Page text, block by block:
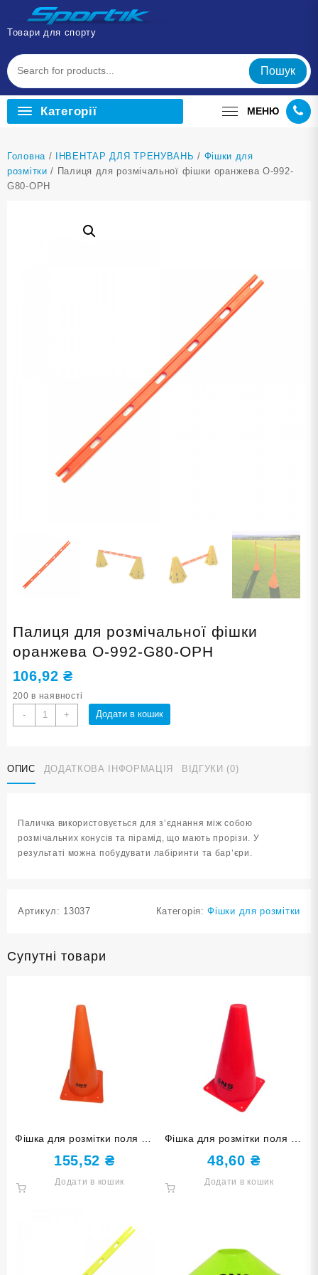
Перейти
вмісту
Товари для спорту
Пошук
Категорії МЕНЮ
Головна / ІНВЕНТАР ДЛЯ ТРЕНУВАНЬ / Фішки для
розмітки / Палиця для розмічальної фішки оранжева O-992-
G80-ОРН
Палиця для розмічальної фішки
оранжева O-992-G80-ОРН
106,92₴
200 в наявності
-
Палиця
для
оранжева
O-
+ Додати в кошик
ОПИС ДОДАТКОВА ІНФОРМАЦІЯ ВІДГУКИ (0)
Паличка використовується для з’єднання між собою
розмічальних конусів та пірамід, що мають прорізи. У
результаті можна побудувати лабіринти та бар’єри.
Артикул: 13037 Категорія:Фішки для розмітки
Супутні товари
Фішка для розмітки поля 38
см оранжева F-38cm-ОРН
155,52 ₴
Додати в кошик
Фішка для розмітки поля 23
см червона F-23cm-К
48,60 ₴
Додати в кошик